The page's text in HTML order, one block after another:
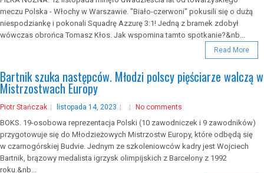
meczu Polska - Włochy w Warszawie. "Biało-czerwoni" pokusili się o dużą
niespodziankę i pokonali Squadrę Azzurę 3:1! Jedną z bramek zdobył
wówczas obrońca Tomasz Kłos. Jak wspomina tamto spotkanie?&nb...
Read More
Bartnik szuka następców. Młodzi polscy pięściarze walczą w
Mistrzostwach Europy
Piotr Stańczak listopada 14, 2023 No comments
BOKS. 19-osobowa reprezentacja Polski (10 zawodniczek i 9 zawodników)
przygotowuje się do Młodzieżowych Mistrzostw Europy, które odbędą się
w czarnogórskiej Budvie. Jednym ze szkoleniowców kadry jest Wojciech
Bartnik, brązowy medalista igrzysk olimpijskich z Barcelony z 1992
roku.&nb...